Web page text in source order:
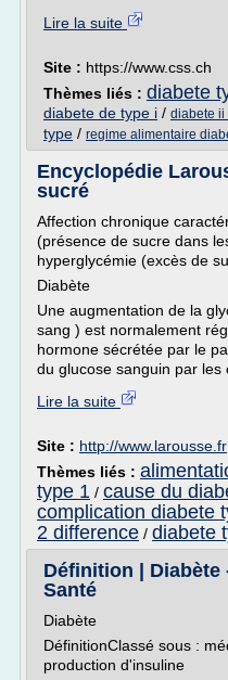
Lire la suite
Site : https://www.css.ch
Thèmes liés : diabete
diabete de type i / diabete ii
type / regime alimentaire
Encyclopédie
sucré
Affection chronique
(présence de sucre dans
hyperglycémie (excès de
Diabète
Une augmentation de la
sang ) est normalement
hormone sécrétée par le
du glucose sanguin par les
Lire la suite
Site : http://www.larousse.fr
Thèmes liés :
type 1 / cause du
complication diabete
2 difference / diabete
Définition | Diabète
Santé
Diabète
DéfinitionClassé sous :
production d'insuline